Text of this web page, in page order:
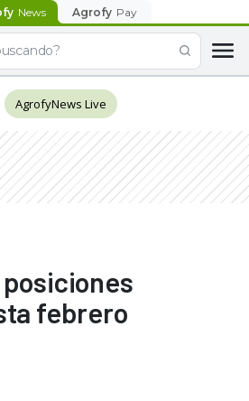
News Agrofy Pay
AgrofyNews Live
febrero